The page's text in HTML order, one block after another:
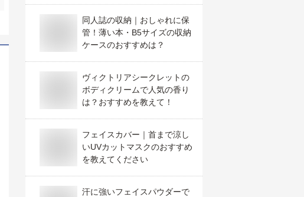
同人誌の収納｜おしゃれに保
管！薄い本・B5サイズの収納
ケースのおすすめは？
ヴィクトリアシークレットの
ボディクリームで人気の香り
は？おすすめを教えて！
フェイスカバー｜首まで涼し
いUVカットマスクのおすすめ
を教えてください
汗に強いフェイスパウダーで